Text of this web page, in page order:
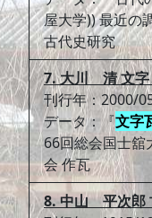
屋大学)) 最近の
古代史研究
7. 大川 清 文字
刊行年：2000/
データ：『文字
66回総会国士舘
会 作瓦
8. 中山 平次郎